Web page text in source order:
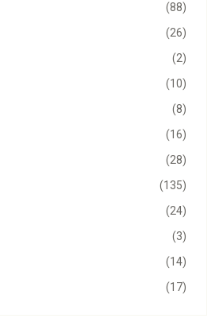
(88)
(26)
(2)
(10)
(8)
(16)
(28)
(135)
(24)
(3)
(14)
(17)